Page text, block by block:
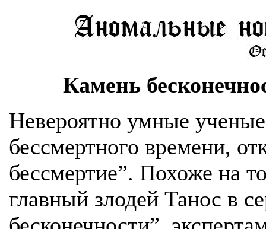
Камень
Невероятно умные
бессмертного времени,
бессмертие”. Похоже на
главный злодей Танос в